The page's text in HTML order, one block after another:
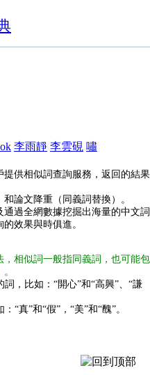
李雨靜 李雲硯 嘯
供相似詞查詢服務，返回的結果
論文降重（同義詞替換）。
過全網數據挖掘出海量的中文詞
效果與時俱進。
相似詞一般指同義詞，也可能包
，比如：“開心”和“高興”、“謙
“真”和“假”，“美”和“醜”。